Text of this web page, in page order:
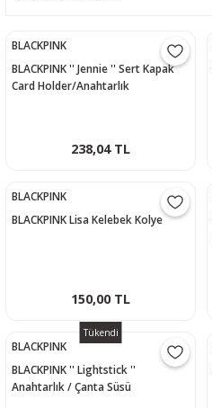
BLACKPINK
BLACKPINK '' Jennie '' Sert Kapak
Card Holder/Anahtarlık
238,04 TL
BLACKPINK
BLACKPINK Lisa Kelebek Kolye
150,00 TL
Tükendi
BLACKPINK
BLACKPINK '' Lightstick ''
Anahtarlık / Çanta Süsü